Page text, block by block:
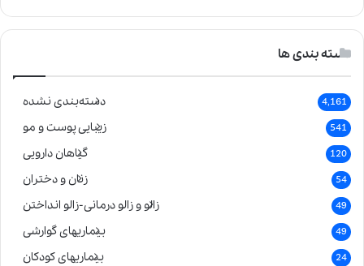
دسته بندی ها
دسته‌بندی نشده 4,161
زیبایی پوست و مو 541
گیاهان دارویی 120
زنان و دختران 54
زالو و زالو درمانی-زالو انداختن 49
بیماریهای گوارشی 49
بیماریهای کودکان 24